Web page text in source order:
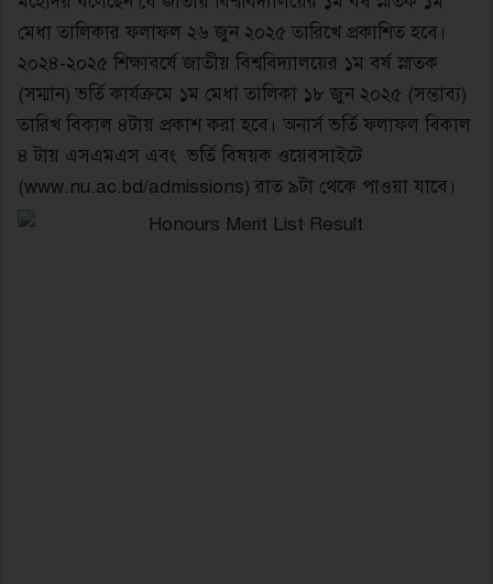
মেধা তালিকার ফলাফল ২৬ জুন ২০২৫ তারিখে প্রকাশিত হবে।
২০২৪-২০২৫ শিক্ষাবর্ষে জাতীয় বিশ্ববিদ্যালয়ের ১ম বর্ষ স্নাতক
(সম্মান) ভর্তি কার্যক্রমে ১ম মেধা তালিকা ১৮ জুন ২০২৫ (সম্ভাব্য)
তারিখ বিকাল ৪টায় প্রকাশ করা হবে। অনার্স ভর্তি ফলাফল বিকাল
৪ টায় এসএমএস এবং ভর্তি বিষয়ক ওয়েবসাইটে
(www.nu.ac.bd/admissions) রাত ৯টা থেকে পাওয়া যাবে।